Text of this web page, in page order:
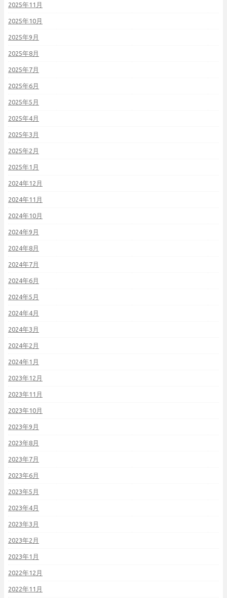
2025年11月
2025年10月
2025年9月
2025年8月
2025年7月
2025年6月
2025年5月
2025年4月
2025年3月
2025年2月
2025年1月
2024年12月
2024年11月
2024年10月
2024年9月
2024年8月
2024年7月
2024年6月
2024年5月
2024年4月
2024年3月
2024年2月
2024年1月
2023年12月
2023年11月
2023年10月
2023年9月
2023年8月
2023年7月
2023年6月
2023年5月
2023年4月
2023年3月
2023年2月
2023年1月
2022年12月
2022年11月